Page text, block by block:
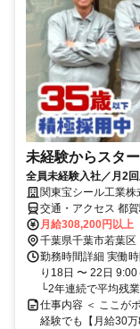
未経験からスタ
全員未経験入社／月2
関東宝シール工業
交通・アクセス 都
月給308,200円以上
千葉県千葉市若葉区
勤務時間詳細 実働
り18日 〜 22日
└2年連続で平均残
仕事内容 ＜ ここが
経験でも【月給30